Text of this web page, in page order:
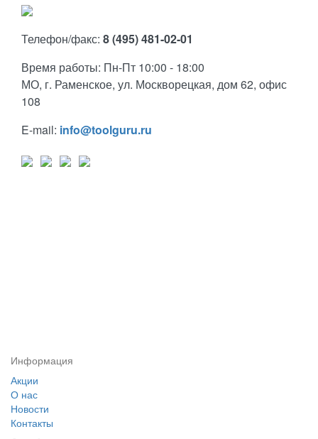
Телефон/факс: 8 (495) 481-02-01
Время работы: Пн-Пт 10:00 - 18:00
МО, г. Раменское, ул. Москворецкая, дом 62, офис
108
E-mail: info@toolguru.ru
Информация
Акции
О нас
Новости
Контакты